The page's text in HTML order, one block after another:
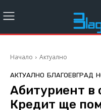
Начало Актуално
АКТУАЛНО БЛАГОЕВГРАД
Абитуриент в
Кредит ще